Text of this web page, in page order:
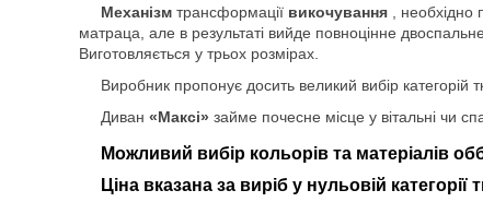
Механізмтрансформації викочування, необхідно
матраца, але в результаті вийде повноцінне
Виготовляється у трьох розмірах.
Виробник пропонує досить великий вибір
Диван «Максі» займе почесне місце у вітальні чи
Можливий вибір кольорів та матеріалів
Ціна вказана за виріб у нульовій категорії